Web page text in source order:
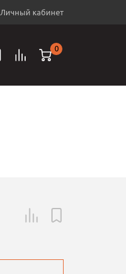
Личный кабинет
0